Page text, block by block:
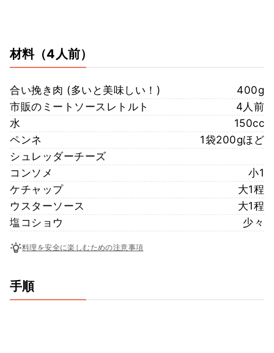
材料（4人前）
合い挽き肉 (多いと美味しい！)
400g
市販のミートソースレトルト
4人前
水
150cc
ペンネ
1袋200gほど
シュレッダーチーズ
コンソメ
小1
ケチャップ
大1程
ウスターソース
大1程
塩コショウ
少々
料理を安全に楽しむための注意事項
手順